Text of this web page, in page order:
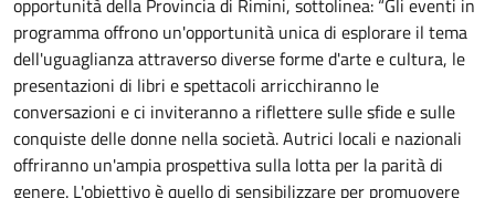
opportunità della Provincia di Rimini, sottolinea: “Gli eventi in
programma offrono un'opportunità unica di esplorare il tema
dell'uguaglianza attraverso diverse forme d'arte e cultura, le
presentazioni di libri e spettacoli arricchiranno le
conversazioni e ci inviteranno a riflettere sulle sfide e sulle
conquiste delle donne nella società. Autrici locali e nazionali
offriranno un'ampia prospettiva sulla lotta per la parità di
genere. L'obiettivo è quello di sensibilizzare per promuovere